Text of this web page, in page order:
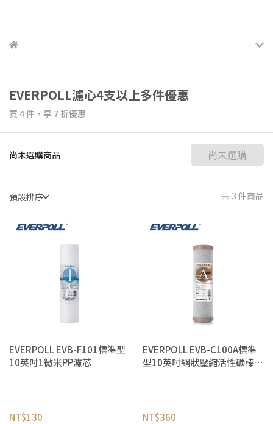
EVERPOLL濾心4支以上多件優惠
買 4 件， 享 7 折優惠
尚未選購商品 尚未選購
預設排序 共 3 件商品
EVERPOLL EVB-F101標準型
10英吋1微米PP濾芯
NT$130
EVERPOLL EVB-C100A標準
型10英吋網狀壓縮活性碳棒濾
NT$360